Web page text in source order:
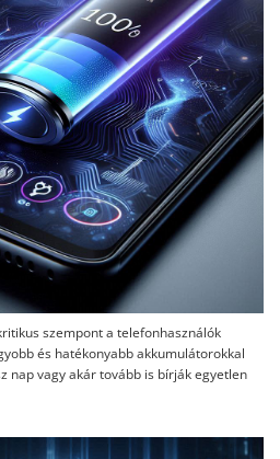
szempont a telefonhasználók
és hatékonyabb akkumulátorokkal
nap vagy akár tovább is bírják egyetlen